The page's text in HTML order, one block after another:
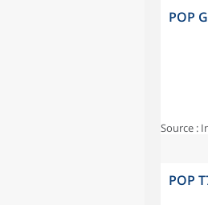
POP
Source :
POP